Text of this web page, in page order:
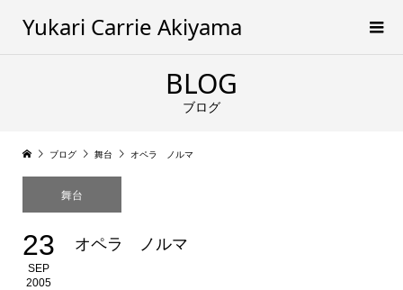
Yukari Carrie Akiyama
BLOG
ブログ
ブログ 舞台 オペラ ノルマ
舞台
23
SEP
2005
オペラ ノルマ